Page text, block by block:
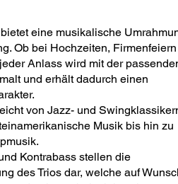
eine musikalische
Ob bei Hochzeiten,
Anlass wird mit der
und erhält dadurch einen
von Jazz- und
Musik bis hin zu
Kontrabass stellen die
des Trios dar, welche auf